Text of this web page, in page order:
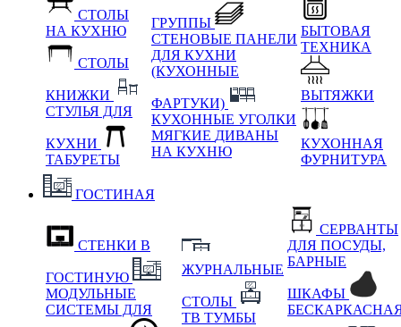
СТОЛЫ
НА КУХНЮ
СТОЛЫ
КНИЖКИ
СТУЛЬЯ ДЛЯ
КУХНИ
ТАБУРЕТЫ
ГРУППЫ
СТЕНОВЫЕ ПАНЕЛИ
ДЛЯ КУХНИ
(КУХОННЫЕ
ФАРТУКИ)
КУХОННЫЕ УГОЛКИ
МЯГКИЕ ДИВАНЫ
НА КУХНЮ
БЫТОВАЯ
ТЕХНИКА
ВЫТЯЖКИ
КУХОННАЯ
ФУРНИТУРА
ГОСТИНАЯ
СТЕНКИ В
ГОСТИНУЮ
МОДУЛЬНЫЕ
СИСТЕМЫ ДЛЯ
ЖУРНАЛЬНЫЕ
СТОЛЫ
ТВ ТУМБЫ
СЕРВАНТЫ
ДЛЯ ПОСУДЫ,
БАРНЫЕ
ШКАФЫ